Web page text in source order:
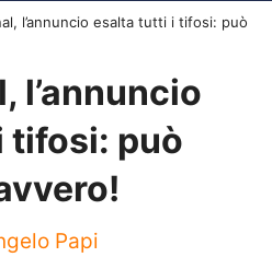
l’annuncio esalta tutti i tifosi: può
l’annuncio
tifosi: può
Papi